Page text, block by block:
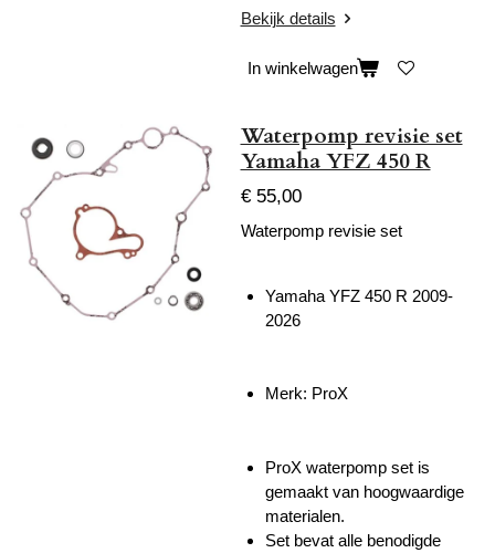
Bekijk details
In winkelwagen
Waterpomp revisie set
Yamaha YFZ 450 R
€ 55,00
Waterpomp revisie set
Yamaha YFZ 450 R 2009-
2026
Merk: ProX
ProX waterpomp set is
gemaakt van hoogwaardige
materialen.
Set bevat alle benodigde